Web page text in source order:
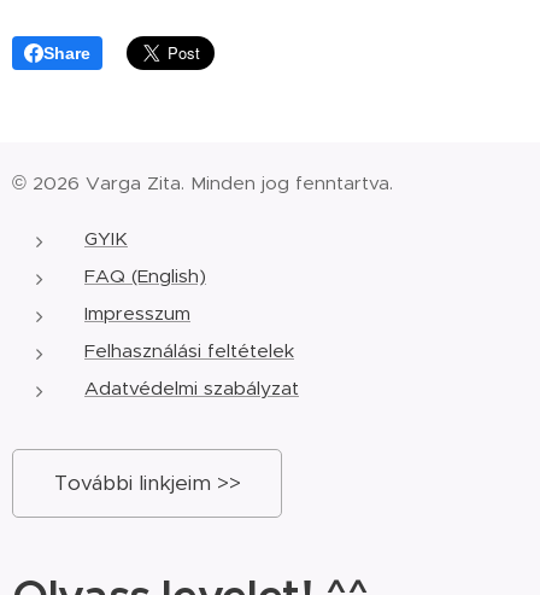
Share
© 2026 Varga Zita. Minden jog fenntartva.
GYIK
FAQ (English)
Impresszum
Felhasználási feltételek
Adatvédelmi szabályzat
További linkjeim >>